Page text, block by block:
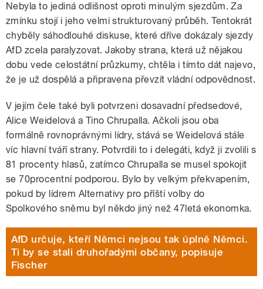
Nebyla to jediná odlišnost oproti minulým sjezdům. Za
zmínku stojí i jeho velmi strukturovaný průběh. Tentokrát
chyběly sáhodlouhé diskuse, které dříve dokázaly sjezdy
AfD zcela paralyzovat. Jakoby strana, která už nějakou
dobu vede celostátní průzkumy, chtěla i tímto dát najevo,
že je už dospělá a připravena převzít vládní odpovědnost.
V jejím čele také byli potvrzeni dosavadní předsedové,
Alice Weidelová a Tino Chrupalla. Ačkoli jsou oba
formálně rovnoprávnými lídry, stává se Weidelová stále
víc hlavní tváří strany. Potvrdili to i delegáti, když ji zvolili s
81 procenty hlasů, zatímco Chrupalla se musel spokojit
se 70procentní podporou. Bylo by velkým překvapením,
pokud by lídrem Alternativy pro příští volby do
Spolkového sněmu byl někdo jiný než 47letá ekonomka.
AfD určuje, kteří Němci nejsou tak úplně Němci.
Ti by se stali druhořadými občany, popisuje
Fischer